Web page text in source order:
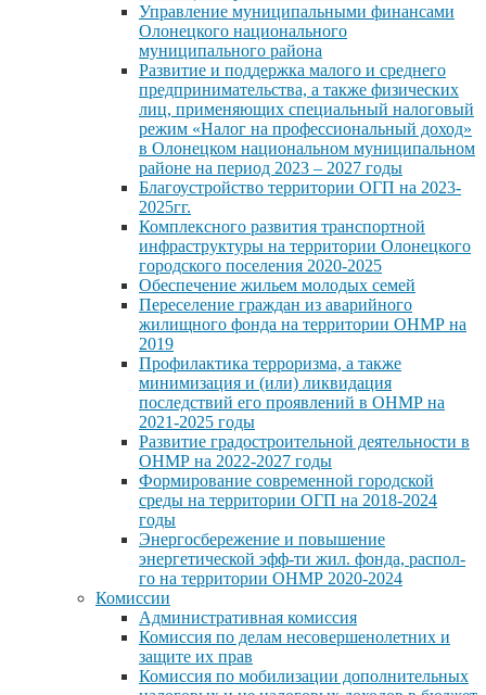
Управление муниципальными финансами
Олонецкого национального
муниципального района
Развитие и поддержка малого и среднего
предпринимательства, а также физических
лиц, применяющих специальный налоговый
режим «Налог на профессиональный доход»
в Олонецком национальном муниципальном
районе на период 2023 – 2027 годы
Благоустройство территории ОГП на 2023-
2025гг.
Комплексного развития транспортной
инфраструктуры на территории Олонецкого
городского поселения 2020-2025
Обеспечение жильем молодых семей
Переселение граждан из аварийного
жилищного фонда на территории ОНМР на
2019
Профилактика терроризма, а также
минимизация и (или) ликвидация
последствий его проявлений в ОНМР на
2021-2025 годы
Развитие градостроительной деятельности в
ОНМР на 2022-2027 годы
Формирование современной городской
среды на территории ОГП на 2018-2024
годы
Энергосбережение и повышение
энергетической эфф-ти жил. фонда, распол-
го на территории ОНМР 2020-2024
Комиссии
Административная комиссия
Комиссия по делам несовершенолетних и
защите их прав
Комиссия по мобилизации дополнительных